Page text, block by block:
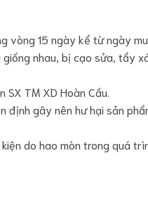
vòng 15 ngày kể từ ngày
nhau, bị cạo sửa, tẩy
TM XD Hoàn Cầu.
gây nên hư hại sản
do hao mòn trong quá